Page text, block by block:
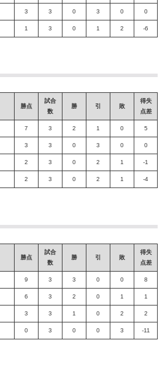
3 3 0 3 0 0
1 3 0 1 2 -6
勝点
試合
数
勝 引 敗
得失
点差
7 3 2 1 0 5
3 3 0 3 0 0
2 3 0 2 1 -1
2 3 0 2 1 -4
勝点
試合
数
勝 引 敗
得失
点差
9 3 3 0 0 8
6 3 2 0 1 1
3 3 1 0 2 2
0 3 0 0 3 -11